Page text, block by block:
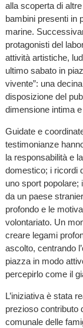
alla scoperta di
bambini presenti in
marine.
protagonisti del
attività artistiche,
ultimo sabato in
vivente”: una
disposizione del
dimensione intima
Guidate e
testimonianze
la responsabilità e
domestico; i ricordi
uno sport popolare;
da un paese
profondo e le
volontariato. Un
creare legami
ascolto, centrando
piazza in modo
percepirlo come il
L’iniziativa è stata
prezioso contributo
comunale delle